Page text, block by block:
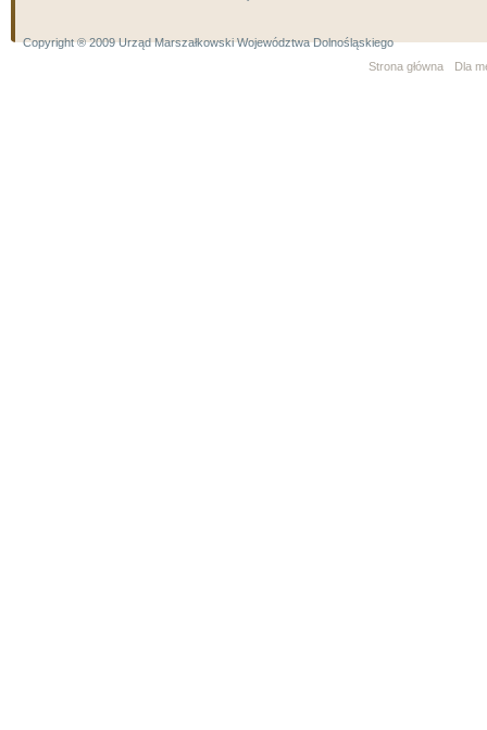
Copyright ® 2009 Urząd Marszałkowski Województwa Dolnośląskiego
Strona główna
Dla